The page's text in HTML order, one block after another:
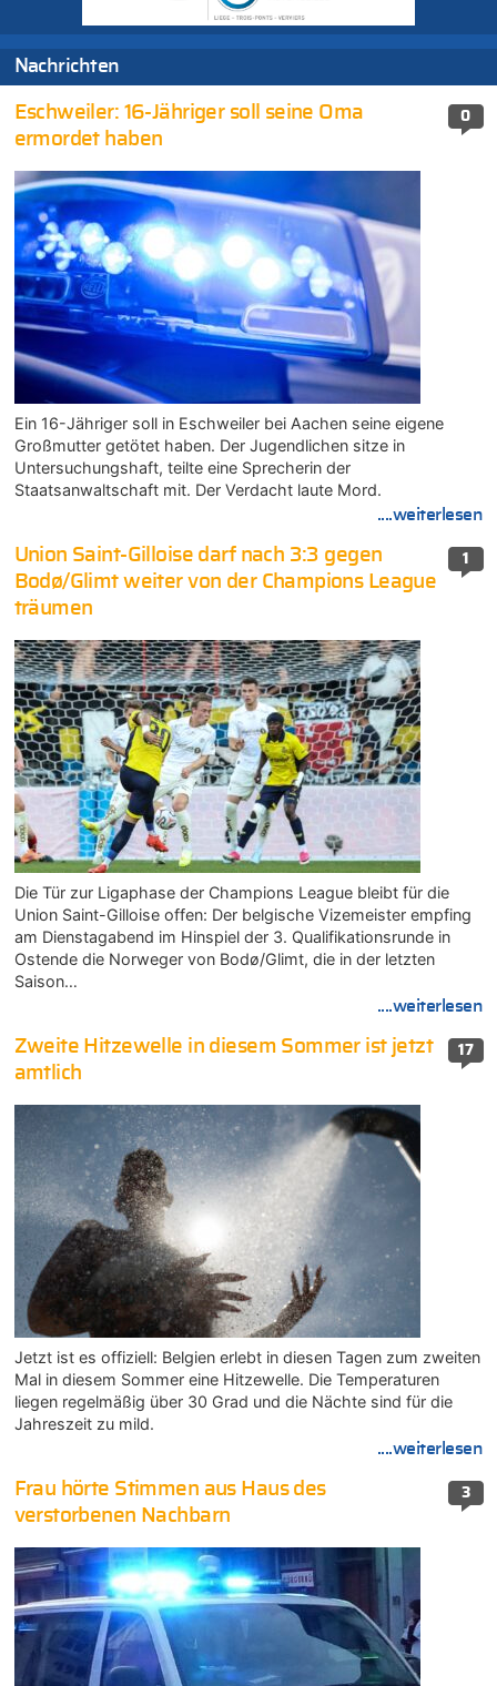
Nachrichten
0
Eschweiler: 16-Jähriger soll seine Oma
ermordet haben
Ein 16-Jähriger soll in Eschweiler bei Aachen seine eigene
Großmutter getötet haben. Der Jugendlichen sitze in
Untersuchungshaft, teilte eine Sprecherin der
Staatsanwaltschaft mit. Der Verdacht laute Mord.
....weiterlesen
1
Union Saint-Gilloise darf nach 3:3 gegen
Bodø/Glimt weiter von der Champions League
träumen
Die Tür zur Ligaphase der Champions League bleibt für die
Union Saint-Gilloise offen: Der belgische Vizemeister empfing
am Dienstagabend im Hinspiel der 3. Qualifikationsrunde in
Ostende die Norweger von Bodø/Glimt, die in der letzten
Saison…
....weiterlesen
17
Zweite Hitzewelle in diesem Sommer ist jetzt
amtlich
Jetzt ist es offiziell: Belgien erlebt in diesen Tagen zum zweiten
Mal in diesem Sommer eine Hitzewelle. Die Temperaturen
liegen regelmäßig über 30 Grad und die Nächte sind für die
Jahreszeit zu mild.
....weiterlesen
3
Frau hörte Stimmen aus Haus des
verstorbenen Nachbarn